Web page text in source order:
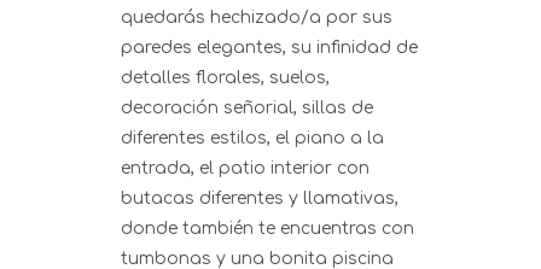
quedarás hechizado/a por sus
paredes elegantes, su infinidad de
detalles florales, suelos,
decoración señorial, sillas de
diferentes estilos, el piano a la
entrada, el patio interior con
butacas diferentes y llamativas,
donde también te encuentras con
tumbonas y una bonita piscina